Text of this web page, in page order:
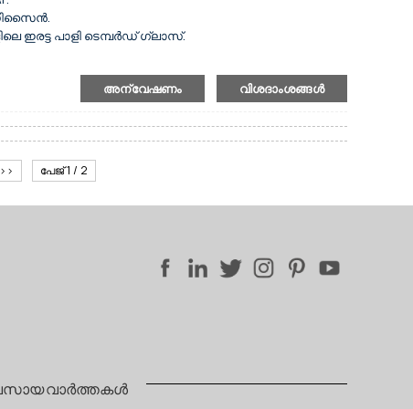
സ്റ്റെയിൻലെസ് സ്റ്റീൽ.
കംപ്രസ്സറുകൾ.
പാളി ടെമ്പർഡ് ഗ്ലാസ്.
പഴങ്ങളുടെയും പ്രമോഷൻ പ്രദർശനത്തിനായി.
3 ഡെക്കുകൾ.
സ്റ്റെയിൻലെസ് സ്റ്റീൽ.
അന്വേഷണം വിശദാംശങ്ങൾ
>> പേജ് 1 / 2
വാർത്തകൾ